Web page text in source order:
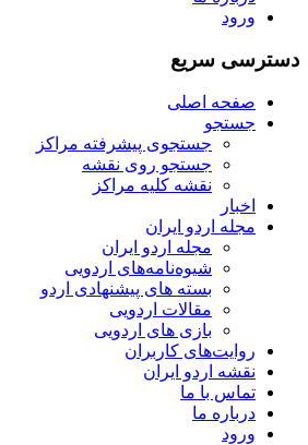
ورود
دسترسی سریع
صفحه اصلی
جستجو
جستجوی پیشرفته مراکز
جستجو روی نقشه
نقشه کلیه مراکز
اخبار
مجله اردو ایران
مجله اردو ایران
شیوه‌نامه‌های اردویی
بسته های پیشنهادی اردو
مقالات اردویی
بازی های اردویی
روایت‌های کاربران
نقشه اردو ایران
تماس با ما
درباره ما
ورود